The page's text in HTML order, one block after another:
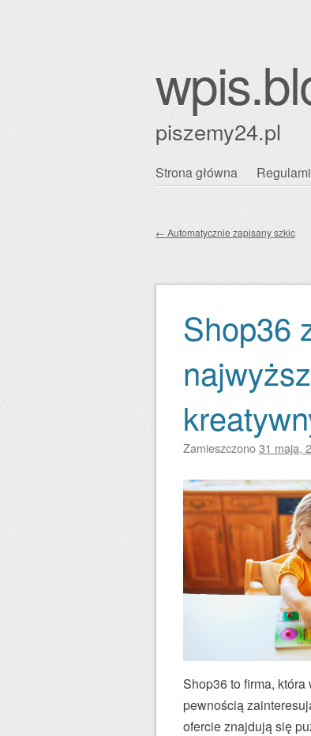
piszemy24.pl
Przejdź
Strona główna
← Automatycznie zapisany szkic
Shop36
Zamieszczono31 maja,
Shop36 to firma,
pewnością
ofercie znajdują się